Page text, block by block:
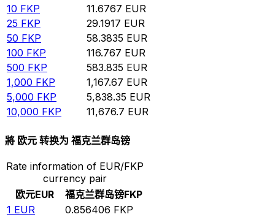
10 FKP 11.6767 EUR
25 FKP 29.1917 EUR
50 FKP 58.3835 EUR
100 FKP 116.767 EUR
500 FKP 583.835 EUR
1,000 FKP 1,167.67 EUR
5,000 FKP 5,838.35 EUR
10,000 FKP 11,676.7 EUR
將 欧元 转换为 福克兰群岛镑
Rate information of EUR/FKP
currency pair
欧元EUR 福克兰群岛镑FKP
1 EUR 0.856406 FKP